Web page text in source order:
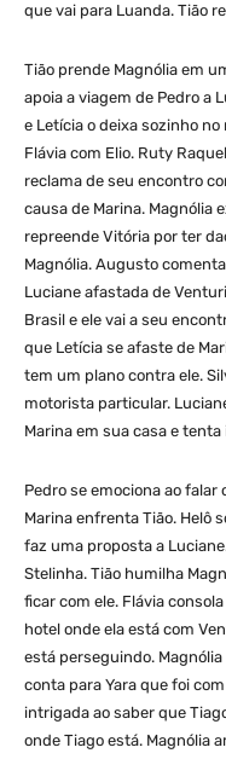
que vai para Luanda. Tião
Tião prende Magnólia em
apoia a viagem de Pedro a
e Letícia o deixa sozinho
Flávia com Elio. Ruty
reclama de seu encontro
causa de Marina. Magnólia
repreende Vitória por ter
Magnólia. Augusto
Luciane afastada de
Brasil e ele vai a seu
que Letícia se afaste de
tem um plano contra ele.
motorista particular.
Marina em sua casa e
Pedro se emociona ao
Marina enfrenta Tião. Helô
faz uma proposta a
Stelinha. Tião humilha
ficar com ele. Flávia
hotel onde ela está com
está perseguindo.
conta para Yara que foi
intrigada ao saber que
onde Tiago está. Magnólia